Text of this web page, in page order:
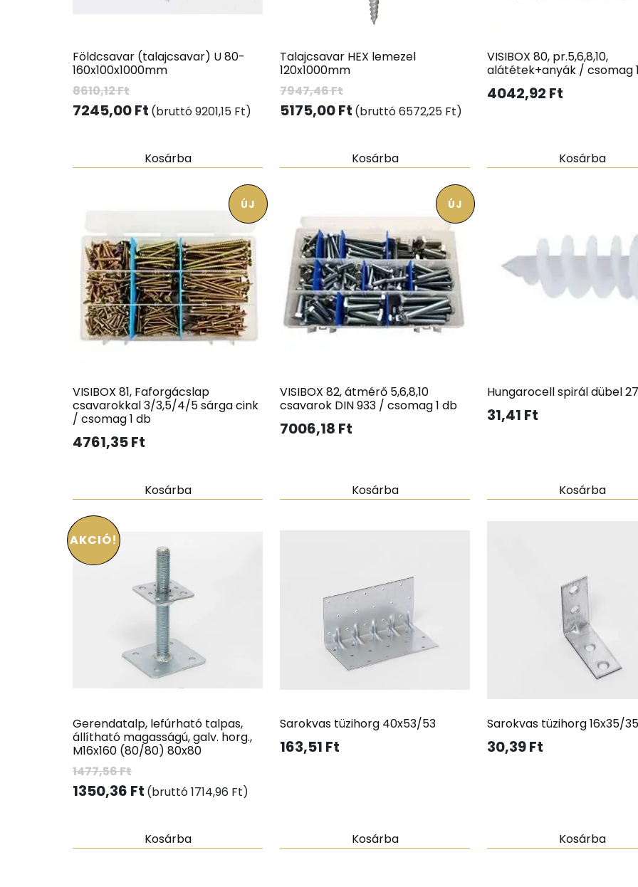
Földcsavar (talajcsavar) U 80-
160x100x1000mm
8610,12Ft
7245,00Ft (bruttó9201,15 Ft)
Kosárba
Talajcsavar HEX lemezel
120x1000mm
7947,46Ft
5175,00Ft (bruttó6572,25 Ft)
Kosárba
VISIBOX 80, pr.5,6,8,10,
alátétek+anyák / csomag
4042,92 Ft
Kosárba
VISIBOX 81, Faforgácslap
csavarokkal 3/3,5/4/5 sárga cink
/ csomag 1 db
4761,35Ft
ÚJ
Kosárba
VISIBOX 82, átmérő 5,6,8,10
csavarok DIN 933 / csomag 1 db
7006,18 Ft
ÚJ
Kosárba
Hungarocell spirál dübel
31,41 Ft
Kosárba
Gerendatalp, lefúrható talpas,
állítható magasságú, galv. horg.,
M16x160 (80/80) 80x80
AKCIÓ!
1477,56Ft
1350,36 Ft (bruttó1714,96 Ft)
Kosárba
Sarokvas tüzihorg 40x53/53
163,51 Ft
Kosárba
Sarokvas tüzihorg 16x35/35
30,39Ft
Kosárba